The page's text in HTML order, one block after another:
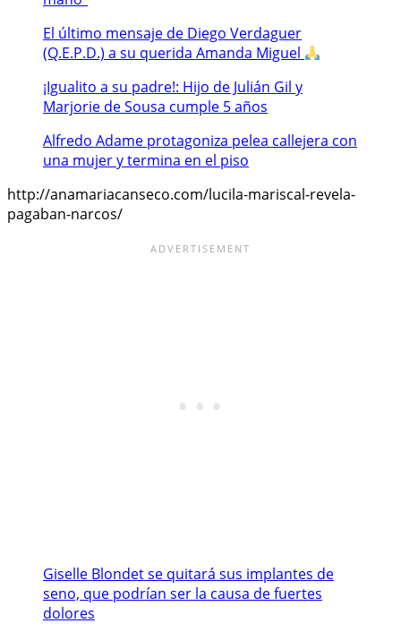
El último mensaje de Diego Verdaguer
(Q.E.P.D.) a su querida Amanda Miguel
¡Igualito a su padre!: Hijo de Julián Gil y
Marjorie de Sousa cumple 5 años
Alfredo Adame protagoniza pelea callejera con
una mujer y termina en el piso
http://anamariacanseco.com/lucila-mariscal-revela-
pagaban-narcos/
Giselle Blondet se quitará sus implantes de
seno, que podrían ser la causa de fuertes
dolores